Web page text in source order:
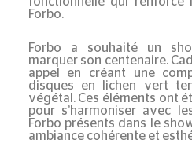
Forbo.
Forbo a souhaité un
marquer son centenaire.
appel en créant une
disques en lichen vert
végétal . Ces éléments ont
pour s’harmoniser avec
Forbo présents dans le
ambiance cohérente et